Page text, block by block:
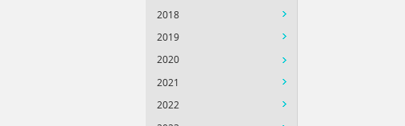
2018
2019
2020
2021
2022